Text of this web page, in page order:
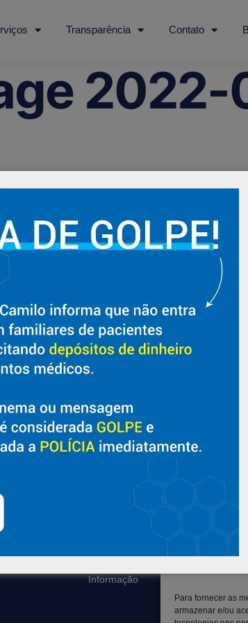
Para fornecer as
armazenar e/ou
Transparência Contato
Suporte
Informação